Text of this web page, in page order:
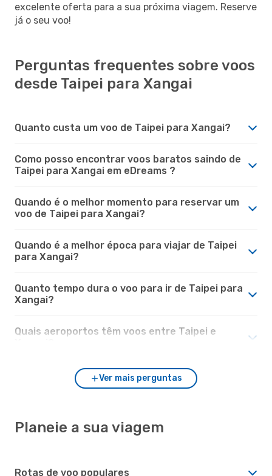
excelente oferta para a sua próxima viagem. Reserve
já o seu voo!
Perguntas frequentes sobre voos
desde Taipei para Xangai
Quanto custa um voo de Taipei para Xangai?
Como posso encontrar voos baratos saindo de
Taipei para Xangai em eDreams ?
Quando é o melhor momento para reservar um
voo de Taipei para Xangai?
Quando é a melhor época para viajar de Taipei
para Xangai?
Quanto tempo dura o voo para ir de Taipei para
Xangai?
Quais aeroportos têm voos entre Taipei e
Ver mais perguntas
Planeie a sua viagem
Rotas de voo populares